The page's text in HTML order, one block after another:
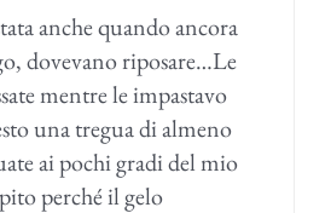
anche quando ancora
dovevano riposare…Le
mentre le impastavo
una tregua di almeno
ai pochi gradi del mio
perché il gelo